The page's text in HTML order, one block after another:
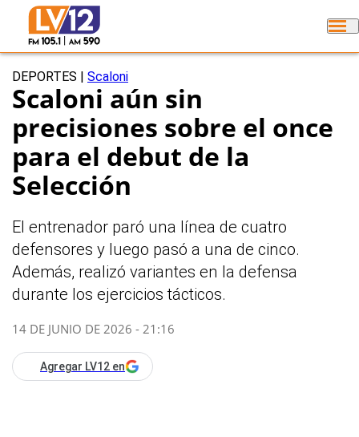
DEPORTES Scaloni
Scaloni aún sin
precisiones sobre el once
para el debut de la
Selección
El entrenador paró una línea de cuatro
defensores y luego pasó a una de cinco.
Además, realizó variantes en la defensa
durante los ejercicios tácticos.
14 DE JUNIO DE 2026 - 21:16
Agregar LV12 en